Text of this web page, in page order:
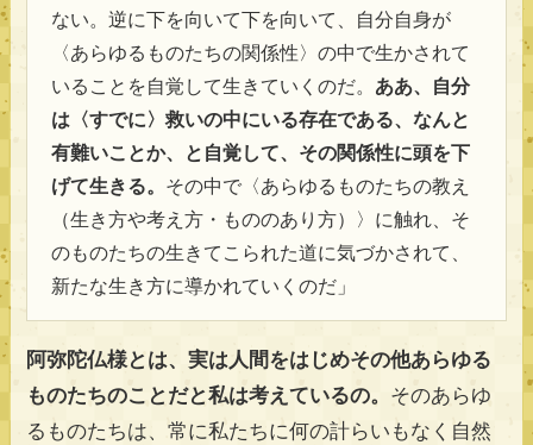
ない。逆に下を向いて下を向いて、自分自身が
〈あらゆるものたちの関係性〉の中で生かされて
いることを自覚して生きていくのだ。 ああ、自分
は〈すでに〉救いの中にいる存在である、なんと
有難いことか、と自覚して、その関係性に頭を下
げて生きる。 その中で〈あらゆるものたちの教え
（生き方や考え方・もののあり方）〉に触れ、そ
のものたちの生きてこられた道に気づかされて、
新たな生き方に導かれていくのだ」
阿弥陀仏様とは、実は人間をはじめその他あらゆる
ものたちのことだと私は考えているの。 そのあらゆ
るものたちは、常に私たちに何の計らいもなく自然